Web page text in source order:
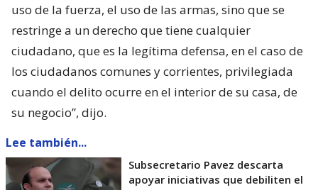
uso de la fuerza, el uso de las armas, sino que se
restringe a un derecho que tiene cualquier
ciudadano, que es la legítima defensa, en el caso de
los ciudadanos comunes y corrientes, privilegiada
cuando el delito ocurre en el interior de su casa, de
su negocio”, dijo.
Lee también...
Subsecretario Pavez descarta
apoyar iniciativas que debiliten el